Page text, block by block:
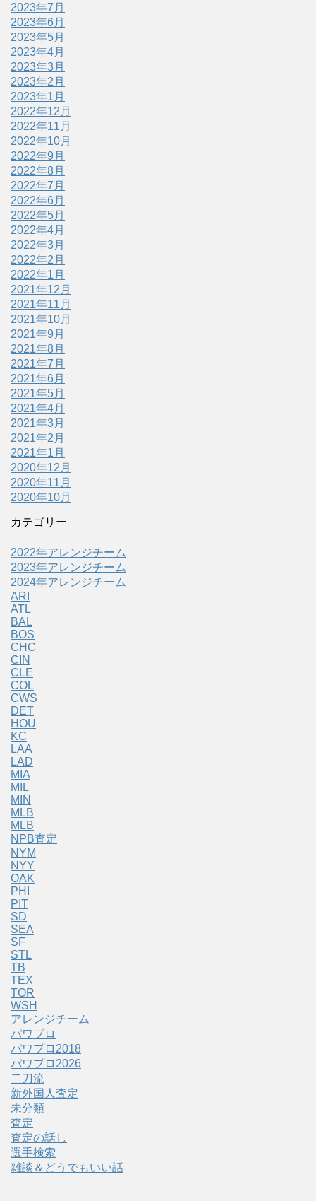
2023年7月
2023年6月
2023年5月
2023年4月
2023年3月
2023年2月
2023年1月
2022年12月
2022年11月
2022年10月
2022年9月
2022年8月
2022年7月
2022年6月
2022年5月
2022年4月
2022年3月
2022年2月
2022年1月
2021年12月
2021年11月
2021年10月
2021年9月
2021年8月
2021年7月
2021年6月
2021年5月
2021年4月
2021年3月
2021年2月
2021年1月
2020年12月
2020年11月
2020年10月
カテゴリー
2022年アレンジチーム
2023年アレンジチーム
2024年アレンジチーム
ARI
ATL
BAL
BOS
CHC
CIN
CLE
COL
CWS
DET
HOU
KC
LAA
LAD
MIA
MIL
MIN
MLB
MLB
NPB査定
NYM
NYY
OAK
PHI
PIT
SD
SEA
SF
STL
TB
TEX
TOR
WSH
アレンジチーム
パワプロ
パワプロ2018
パワプロ2026
二刀流
新外国人査定
未分類
査定
査定の話し
選手検索
雑談＆どうでもいい話